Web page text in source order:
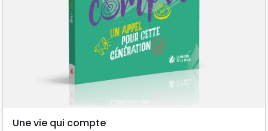
Une vie qui compte